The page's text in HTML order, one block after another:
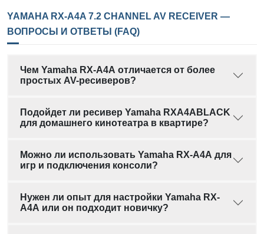
YAMAHA RX-A4A 7.2 CHANNEL AV RECEIVER —
ВОПРОСЫ И ОТВЕТЫ (FAQ)
Чем Yamaha RX-A4A отличается от более
простых AV-ресиверов?
Подойдет ли ресивер Yamaha RXA4ABLACK
для домашнего кинотеатра в квартире?
Можно ли использовать Yamaha RX-A4A для
игр и подключения консоли?
Нужен ли опыт для настройки Yamaha RX-
A4A или он подходит новичку?